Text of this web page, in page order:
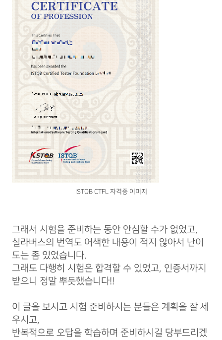
ISTQB CTFL 자격증 이미지
그래서 시험을 준비하는 동안 안심할 수가 없었고,
실라버스의 번역도 어색한 내용이 적지 않아서 난이
도는 좀 있었습니다.
그래도 다행히 시험은 합격할 수 있었고, 인증서까지
받으니 정말 뿌듯했습니다!!
이 글을 보시고 시험 준비하시는 분들은 계획을 잘 세
우시고,
반복적으로 오답을 학습하며 준비하시길 당부드리겠